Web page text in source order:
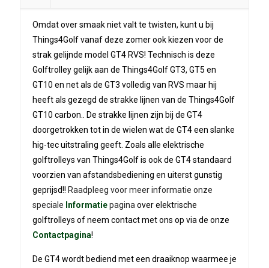
Omdat over smaak niet valt te twisten, kunt u bij
Things4Golf vanaf deze zomer ook kiezen voor de
strak gelijnde model GT4 RVS! Technisch is deze
Golftrolley gelijk aan de Things4Golf GT3, GT5 en
GT10 en net als de GT3 volledig van RVS maar hij
heeft als gezegd de strakke lijnen van de Things4Golf
GT10 carbon.. De strakke lijnen zijn bij de GT4
doorgetrokken tot in de wielen wat de GT4 een slanke
hig-tec uitstraling geeft. Zoals alle elektrische
golftrolleys van Things4Golf is ook de GT4 standaard
voorzien van afstandsbediening en uiterst gunstig
geprijsd!! Raadpleeg voor meer informatie onze
speciale Informatiepagina over elektrische
golftrolleys of neem contact met ons op via de onze
Contactpagina!
De GT4 wordt bediend met een draaiknop waarmee je